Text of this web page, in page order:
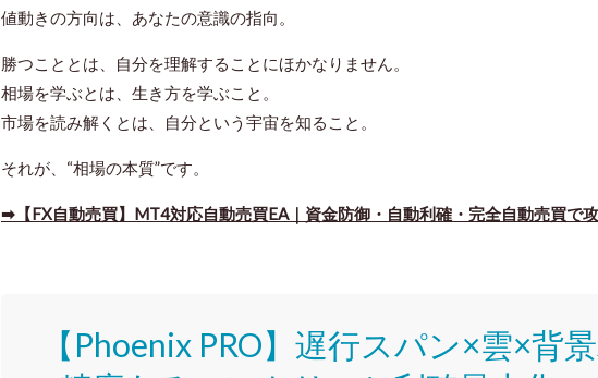
値動きの方向は、あなたの意識の指向。
勝つこととは、自分を理解することにほかなりません。
相場を学ぶとは、生き方を学ぶこと。
市場を読み解くとは、自分という宇宙を知ること。
それが、“相場の本質”です。
➡【FX自動売買】MT4対応自動売買EA｜資金防御・自動利確・完全自動売買で
【Phoenix PRO】遅行スパン×雲×背